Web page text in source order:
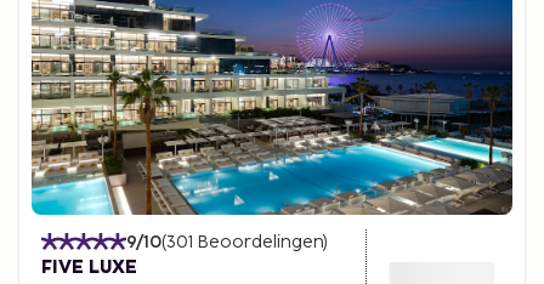
9/10(301 Beoordelingen)
FIVE LUXE